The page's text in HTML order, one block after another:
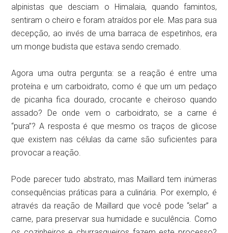
alpinistas que desciam o Himalaia, quando famintos,
sentiram o cheiro e foram atraídos por ele. Mas para sua
decepção, ao invés de uma barraca de espetinhos, era
um monge budista que estava sendo cremado.
Agora uma outra pergunta: se a reação é entre uma
proteína e um carboidrato, como é que um um pedaço
de picanha fica dourado, crocante e cheiroso quando
assado? De onde vem o carboidrato, se a carne é
“pura”? A resposta é que mesmo os traços de glicose
que existem nas células da carne são suficientes para
provocar a reação.
Pode parecer tudo abstrato, mas Maillard tem inúmeras
consequências práticas para a culinária. Por exemplo, é
através da reação de Maillard que você pode “selar” a
carne, para preservar sua humidade e suculência. Como